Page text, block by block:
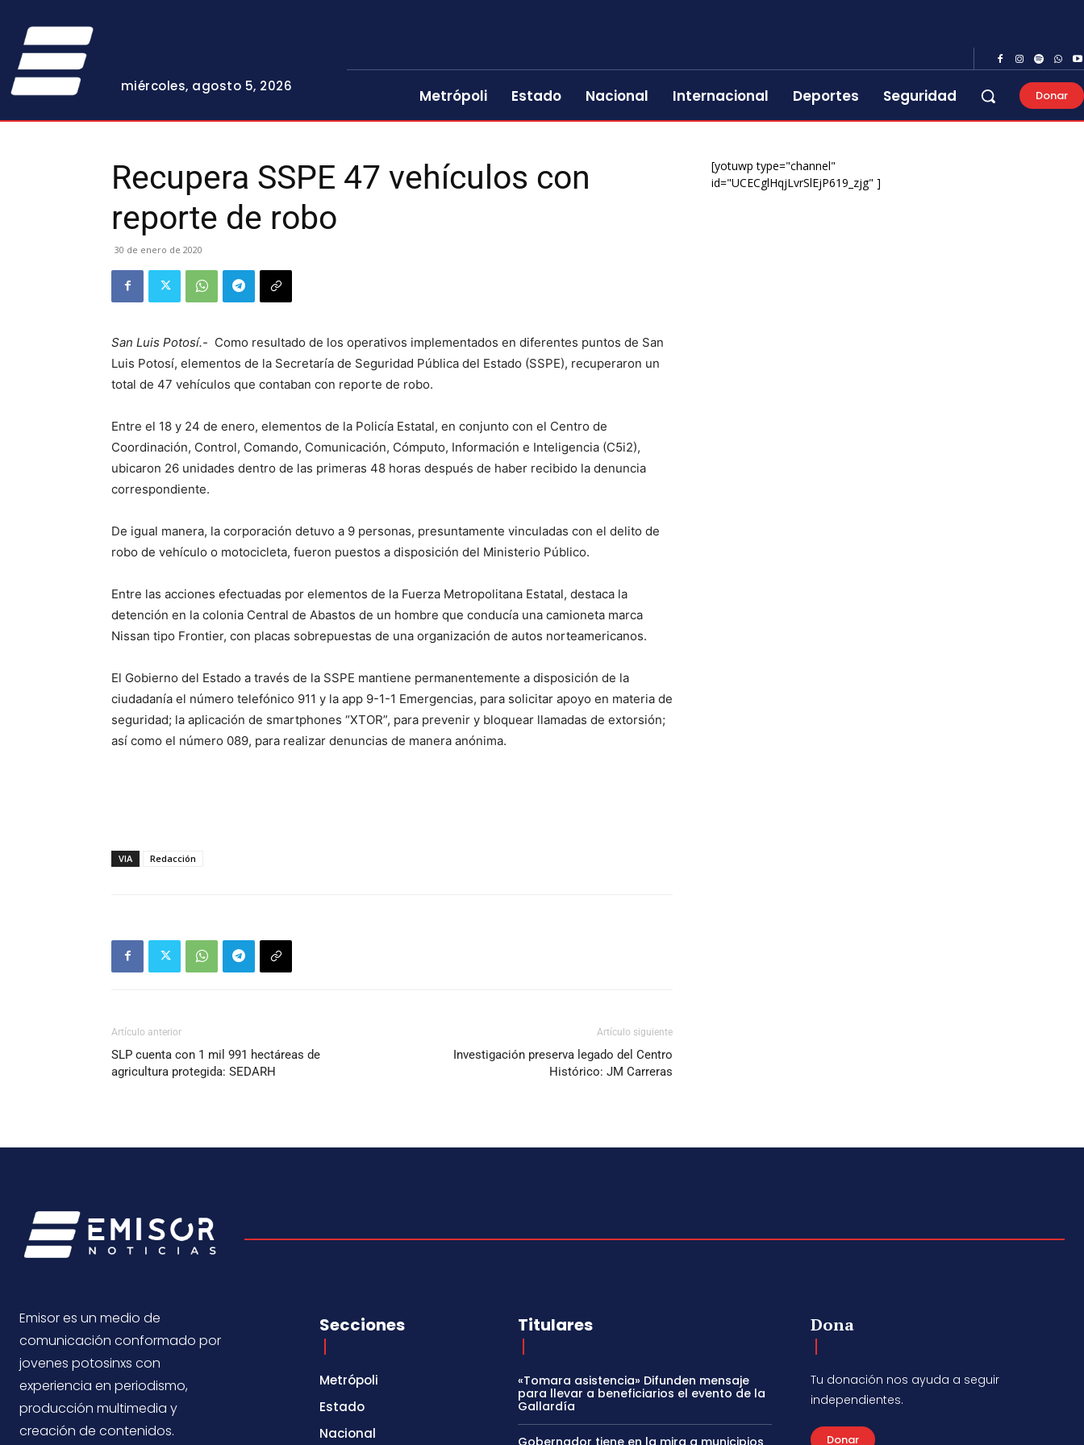
miércoles, agosto 5, 2026
Metrópoli Estado Nacional Internacional Deportes Seguridad Donar
Recupera SSPE 47 vehículos con
reporte de robo
30 de enero de 2020
San Luis Potosí.- Como resultado de los operativos implementados en diferentes puntos de San
Luis Potosí, elementos de la Secretaría de Seguridad Pública del Estado (SSPE), recuperaron un
total de 47 vehículos que contaban con reporte de robo.
Entre el 18 y 24 de enero, elementos de la Policía Estatal, en conjunto con el Centro de
Coordinación, Control, Comando, Comunicación, Cómputo, Información e Inteligencia (C5i2),
ubicaron 26 unidades dentro de las primeras 48 horas después de haber recibido la denuncia
correspondiente.
De igual manera, la corporación detuvo a 9 personas, presuntamente vinculadas con el delito de
robo de vehículo o motocicleta, fueron puestos a disposición del Ministerio Público.
Entre las acciones efectuadas por elementos de la Fuerza Metropolitana Estatal, destaca la
detención en la colonia Central de Abastos de un hombre que conducía una camioneta marca
Nissan tipo Frontier, con placas sobrepuestas de una organización de autos norteamericanos.
El Gobierno del Estado a través de la SSPE mantiene permanentemente a disposición de la
ciudadanía el número telefónico 911 y la app 9-1-1 Emergencias, para solicitar apoyo en materia de
seguridad; la aplicación de smartphones “XTOR”, para prevenir y bloquear llamadas de extorsión;
así como el número 089, para realizar denuncias de manera anónima.
VIA Redacción
Artículo anterior
SLP cuenta con 1 mil 991 hectáreas de
agricultura protegida: SEDARH
Artículo siguiente
Investigación preserva legado del Centro
Histórico: JM Carreras
[yotuwp type="channel"
id="UCECglHqjLvrSlEjP619_zjg" ]
Emisor es un medio de
comunicación conformado por
jovenes potosinxs con
experiencia en periodismo,
producción multimedia y
creación de contenidos.
Secciones
Metrópoli
Estado
Nacional
Titulares
«Tomara asistencia» Difunden mensaje
para llevar a beneficiarios el evento de la
Gallardía
Dona
Tu donación nos ayuda a seguir
independientes.
Donar